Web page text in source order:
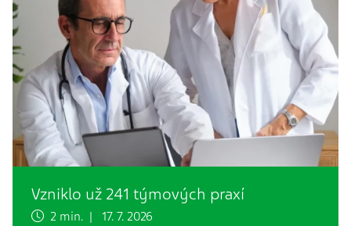
Vzniklo už 241 týmových praxí
2 min. | 17. 7. 2026